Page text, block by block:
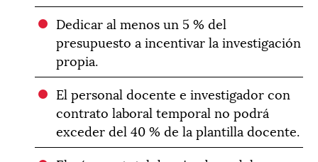
Dedicar al menos un 5 % del
presupuesto a incentivar la investigación
propia.
El personal docente e investigador con
contrato laboral temporal no podrá
exceder del 40 % de la plantilla docente.